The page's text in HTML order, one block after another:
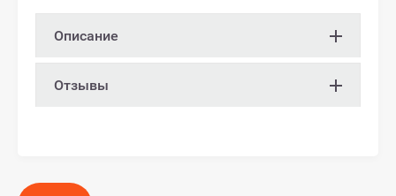
Описание
Отзывы